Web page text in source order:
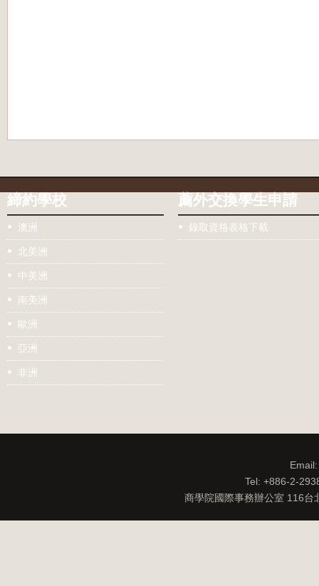
締約學校
澳洲
北美洲
中美洲
南美洲
歐洲
亞洲
非洲
薦外交換學生申請
錄取資格表格下載
Tel: +886-2-
商學院國際事務辦公室 116台